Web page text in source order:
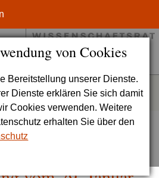
von Cookies
Bereitstellung unserer Dienste.
Dienste erklären Sie sich damit
Cookies verwenden. Weitere
erhalten Sie über den
berief neue
Wissenschaftsrat